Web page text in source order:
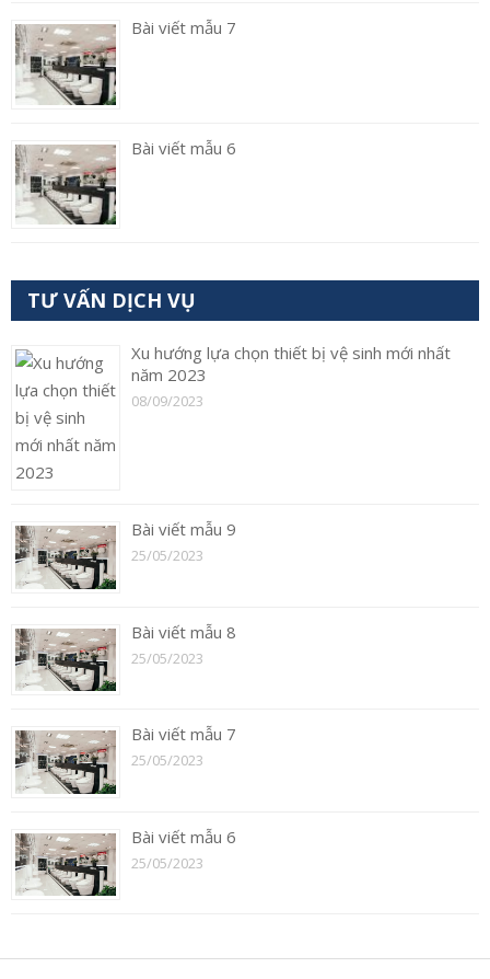
Bài viết mẫu 7
Bài viết mẫu 6
TƯ VẤN DỊCH VỤ
Xu hướng lựa chọn thiết bị vệ sinh mới nhất
năm 2023
08/09/2023
Bài viết mẫu 9
25/05/2023
Bài viết mẫu 8
25/05/2023
Bài viết mẫu 7
25/05/2023
Bài viết mẫu 6
25/05/2023